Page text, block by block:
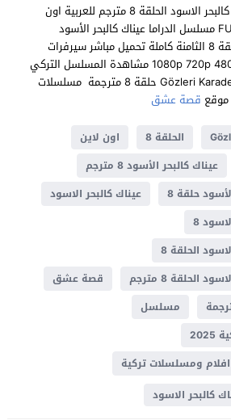
مشاهدة مسلسل عيناك كالبحر الاسود الحلقة 8 مترجم للعربية اون
لاين جودة عالية FULL HD مسلسل الدراما عيناك كالبحر الأسود
Gözleri Karadeniz الحلقة 8 الثامنة كاملة تحميل مباشر سيرفرات
متعددة بجودات عالية 1080p 720p 480p مشاهدة المسلسل التركي
عيناك كالبحر الاسود Gözleri Karadeniz حلقة 8 مترجمة مسلسلات
قصة عشق
الحلقة 8
اون لاين
عيناك كالبحر الأسود 8 مترجم
حلقة 8
عيناك كالبحر الاسود
8
الحلقة 8
الحلقة 8 مترجم
قصة عشق
مسلسل
ومسلسلات تركية
كالبحر الاسود